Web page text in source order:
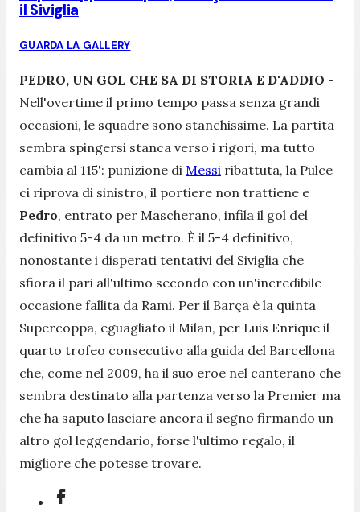
il Siviglia
GUARDA LA GALLERY
PEDRO, UN GOL CHE SA DI STORIA E D'ADDIO -
Nell'overtime il primo tempo passa senza grandi
occasioni, le squadre sono stanchissime. La partita
sembra spingersi stanca verso i rigori, ma tutto
cambia al 115': punizione di Messi ribattuta, la Pulce
ci riprova di sinistro, il portiere non trattiene e
Pedro, entrato per Mascherano, infila il gol del
definitivo 5-4 da un metro. È il 5-4 definitivo,
nonostante i disperati tentativi del Siviglia che
sfiora il pari all'ultimo secondo con un'incredibile
occasione fallita da Rami. Per il Barça è la quinta
Supercoppa, eguagliato il Milan, per Luis Enrique il
quarto trofeo consecutivo alla guida del Barcellona
che, come nel 2009, ha il suo eroe nel canterano che
sembra destinato alla partenza verso la Premier ma
che ha saputo lasciare ancora il segno firmando un
altro gol leggendario, forse l'ultimo regalo, il
migliore che potesse trovare.